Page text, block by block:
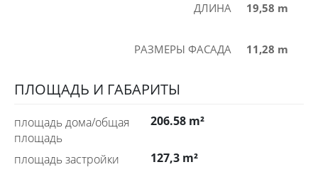
ДЛИНА
19,58 m
РАЗМЕРЫ ФАСАДА 11,28 m
ПЛОЩАДЬ И ГАБАРИТЫ
площадь дома/общая
площадь
206.58 m²
площадь застройки
127,3 m²